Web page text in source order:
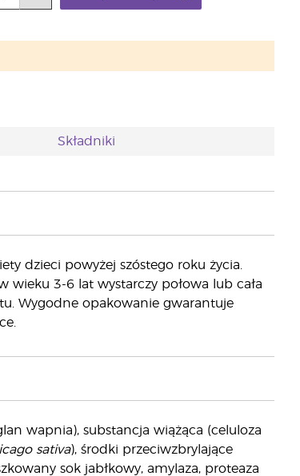
Składniki
dzieci powyżej szóstego roku życia.
wieku 3-6 lat wystarczy połowa lub cała
Wygodne opakowanie gwarantuje
wapnia), substancja wiążąca (celuloza
sativa), środki przeciwzbrylające
sok jabłkowy, amylaza, proteaza